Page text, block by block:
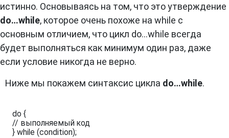
истинно. Основываясь на том, что это утверждение
do…while, которое очень похоже на while с
основным отличием, что цикл do…while всегда
будет выполняться как минимум один раз, даже
если условие никогда не верно.
Ниже мы покажем синтаксис цикла do…while.
do {
// выполняемый код
} while (condition);